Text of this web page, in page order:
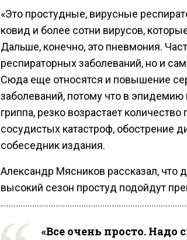
«Это простудные, вирусные
ковид и более сотни вирусов,
Дальше, конечно, это пневмония.
респираторных заболеваний, но и
Сюда еще относятся и повышение
заболеваний, потому что в
гриппа, резко возрастает
сосудистых катастроф, обострение
собеседник издания.
Александр Мясников рассказал, что
высокий сезон простуд подойдут
«Все очень просто. Надо